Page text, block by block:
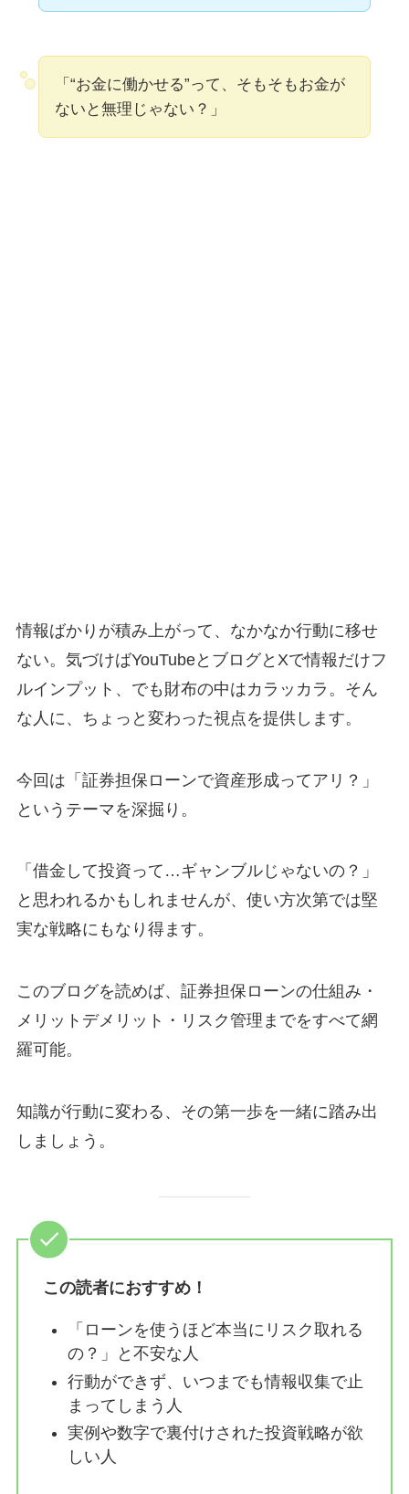
「“お金に働かせる”って、そもそもお金が
ないと無理じゃない？」
情報ばかりが積み上がって、なかなか行動に移せ
ない。気づけばYouTubeとブログとXで情報だけフ
ルインプット、でも財布の中はカラッカラ。そん
な人に、ちょっと変わった視点を提供します。
今回は「証券担保ローンで資産形成ってアリ？」
というテーマを深掘り。
「借金して投資って…ギャンブルじゃないの？」
と思われるかもしれませんが、使い方次第では堅
実な戦略にもなり得ます。
このブログを読めば、証券担保ローンの仕組み・
メリットデメリット・リスク管理までをすべて網
羅可能。
知識が行動に変わる、その第一歩を一緒に踏み出
しましょう。
この読者におすすめ！
「ローンを使うほど本当にリスク取れる
の？」と不安な人
行動ができず、いつまでも情報収集で止
まってしまう人
実例や数字で裏付けされた投資戦略が欲
しい人